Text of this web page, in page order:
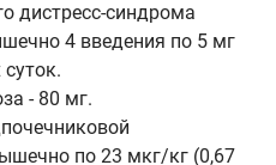
дистресс-синдрома
4 введения по 5 мг
- 80 мг.
по 23 мкг/кг (0,67